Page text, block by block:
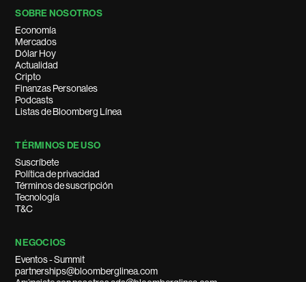
SOBRE NOSOTROS
Economía
Mercados
Dólar Hoy
Actualidad
Cripto
Finanzas Personales
Podcasts
Listas de Bloomberg Línea
TÉRMINOS DE USO
Suscríbete
Política de privacidad
Términos de suscripción
Tecnología
T&C
NEGOCIOS
Eventos - Summit
partnerships@bloomberglinea.com